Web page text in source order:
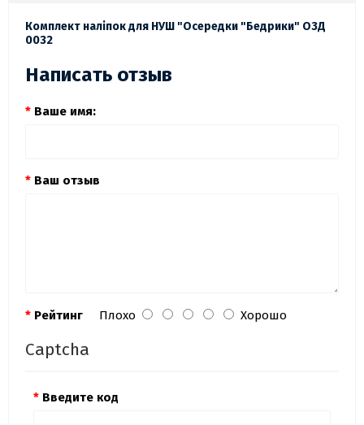
Комплект наліпок для НУШ "Осередки "Бедрики" ОЗД
0032
Написать отзыв
Ваше имя:
Ваш отзыв
Рейтинг Плохо Хорошо
Captcha
Введите код